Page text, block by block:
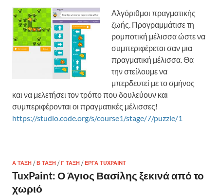
Αλγόριθμοι πραγματικής
ζωής. Προγραμμάτισε τη
ρομποτική μέλισσα ώστε να
συμπεριφέρεται σαν μια
πραγματική μέλισσα. Θα
την στείλουμε να
μπερδευτεί με το σμήνος
και να μελετήσει τον τρόπο που δουλεύουν και
συμπεριφέρονται οι πραγματικές μέλισσες!
https://studio.code.org/s/course1/stage/7/puzzle/1
Α ΤΆΞΗ /Β ΤΆΞΗ /Γ ΤΆΞΗ /ΈΡΓΑ TUXPAINT
TuxPaint: Ο Άγιος Βασίλης ξεκινά από το
χωριό